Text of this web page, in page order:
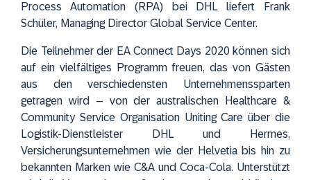
Process Automation (RPA) bei
DHL
liefert Frank
Schüler, Managing Director Global Service Center.
Die Teilnehmer der EA Connect Days 2020 können sich
auf ein vielfältiges Programm freuen, das von Gästen
aus den verschiedensten Unternehmenssparten
getragen wird – von der australischen Healthcare &
Community Service Organisation Uniting Care über die
Logistik-Dienstleister
DHL und Hermes,
Versicherungsunternehmen wie der Helvetiabis hin zu
bekannten Marken wie C&A und Coca-Cola. Unterstützt